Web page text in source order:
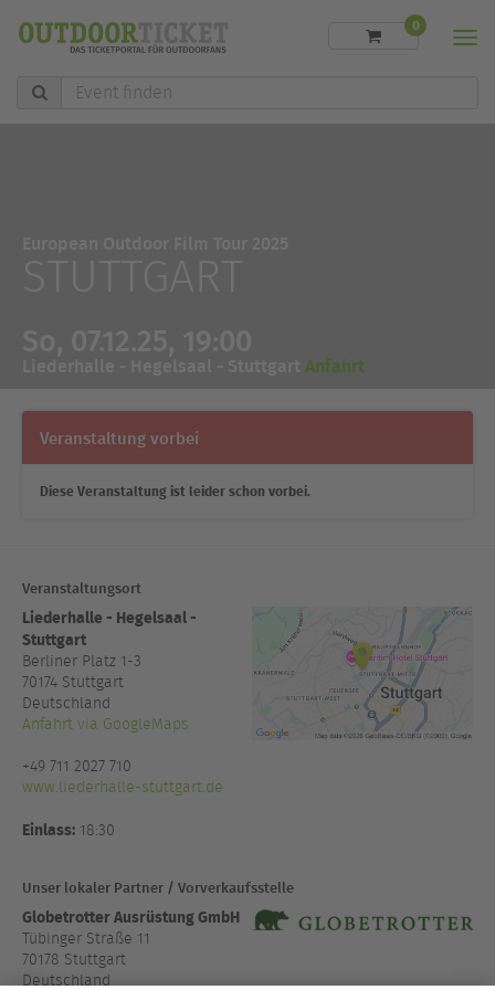
Event
finden
0
Anfahrt
Veranstaltung vorbei
Diese Veranstaltung ist leider schon vorbei.
Veranstaltungsort
Liederhalle - Hegelsaal -
Stuttgart
Berliner Platz 1-3
70174 Stuttgart
Deutschland
Anfahrt via GoogleMaps
+49 711 2027 710
www.liederhalle-stuttgart.de
Einlass: 18:30
Unser lokaler Partner / Vorverkaufsstelle
Globetrotter Ausrüstung GmbH
Tübinger Straße 11
70178 Stuttgart
Deutschland